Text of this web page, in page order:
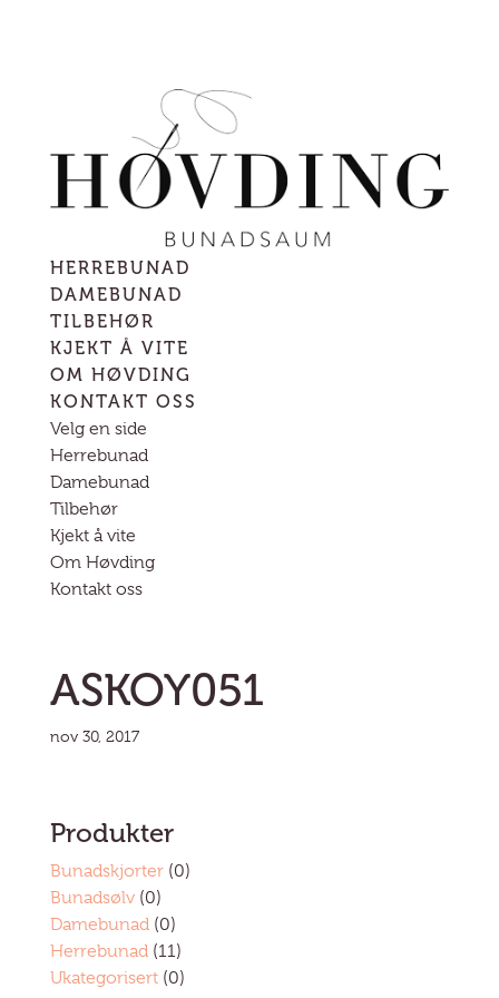
HERREBUNAD
DAMEBUNAD
TILBEHØR
KJEKT Å VITE
OM HØVDING
KONTAKT OSS
Velg en side
Herrebunad
Damebunad
Tilbehør
Kjekt å vite
Om Høvding
Kontakt oss
ASKOY051
nov 30, 2017
Produkter
Bunadskjorter (0)
Bunadsølv (0)
Damebunad (0)
Herrebunad (11)
Ukategorisert (0)